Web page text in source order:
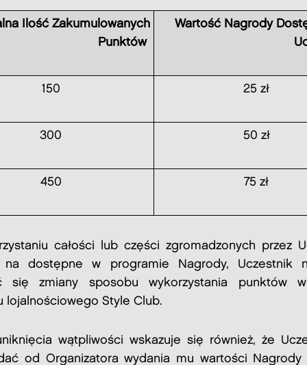
Ilość Zakumulowanych
Punktów
Wartość Nagrody
150 25 zł
300 50 zł
450 75 zł
całości lub części zgromadzonych przez
na dostępne w programie Nagrody, Uczestnik
się zmiany sposobu wykorzystania punktów
lojalnościowego Style Club.
wątpliwości wskazuje się również, że
od Organizatora wydania mu wartości